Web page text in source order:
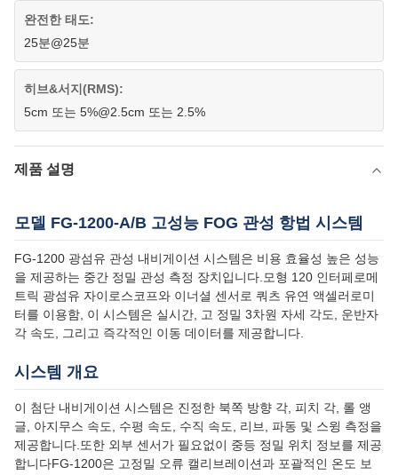
완전한 태도:
25분@25분
히브&서지(RMS):
5cm 또는 5%@2.5cm 또는 2.5%
제품 설명
모델 FG-1200-A/B 고성능 FOG 관성 항법 시스템
FG-1200 광섬유 관성 내비게이션 시스템은 비용 효율성 높은 성능
을 제공하는 중간 정밀 관성 측정 장치입니다.모형 120 인터페로메
트릭 광섬유 자이로스코프와 이너셜 센서로 쿼츠 유연 액셀러로미
터를 이용함, 이 시스템은 실시간, 고 정밀 3차원 자세 각도, 운반자
각 속도, 그리고 즉각적인 이동 데이터를 제공합니다.
시스템 개요
이 첨단 내비게이션 시스템은 진정한 북쪽 방향 각, 피치 각, 롤 앵
글, 아지무스 속도, 수평 속도, 수직 속도, 리브, 파동 및 스윙 측정을
제공합니다.또한 외부 센서가 필요없이 중등 정밀 위치 정보를 제공
합니다FG-1200은 고정밀 오류 캘리브레이션과 포괄적인 온도 보